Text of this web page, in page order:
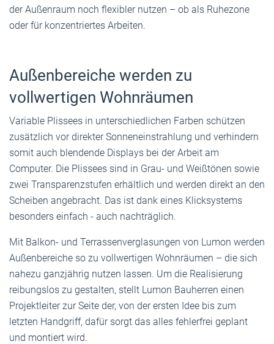
der Außenraum noch flexibler nutzen – ob als Ruhezone
oder für konzentriertes Arbeiten.
Außenbereiche werden zu
vollwertigen Wohnräumen
Variable Plissees in unterschiedlichen Farben schützen
zusätzlich vor direkter Sonneneinstrahlung und verhindern
somit auch blendende Displays bei der Arbeit am
Computer. Die Plissees sind in Grau- und Weißtönen sowie
zwei Transparenzstufen erhältlich und werden direkt an den
Scheiben angebracht. Das ist dank eines Klicksystems
besonders einfach - auch nachträglich.
Mit Balkon- und Terrassenverglasungen von Lumon werden
Außenbereiche so zu vollwertigen Wohnräumen – die sich
nahezu ganzjährig nutzen lassen. Um die Realisierung
reibungslos zu gestalten, stellt Lumon Bauherren einen
Projektleiter zur Seite der, von der ersten Idee bis zum
letzten Handgriff, dafür sorgt das alles fehlerfrei geplant
und montiert wird.